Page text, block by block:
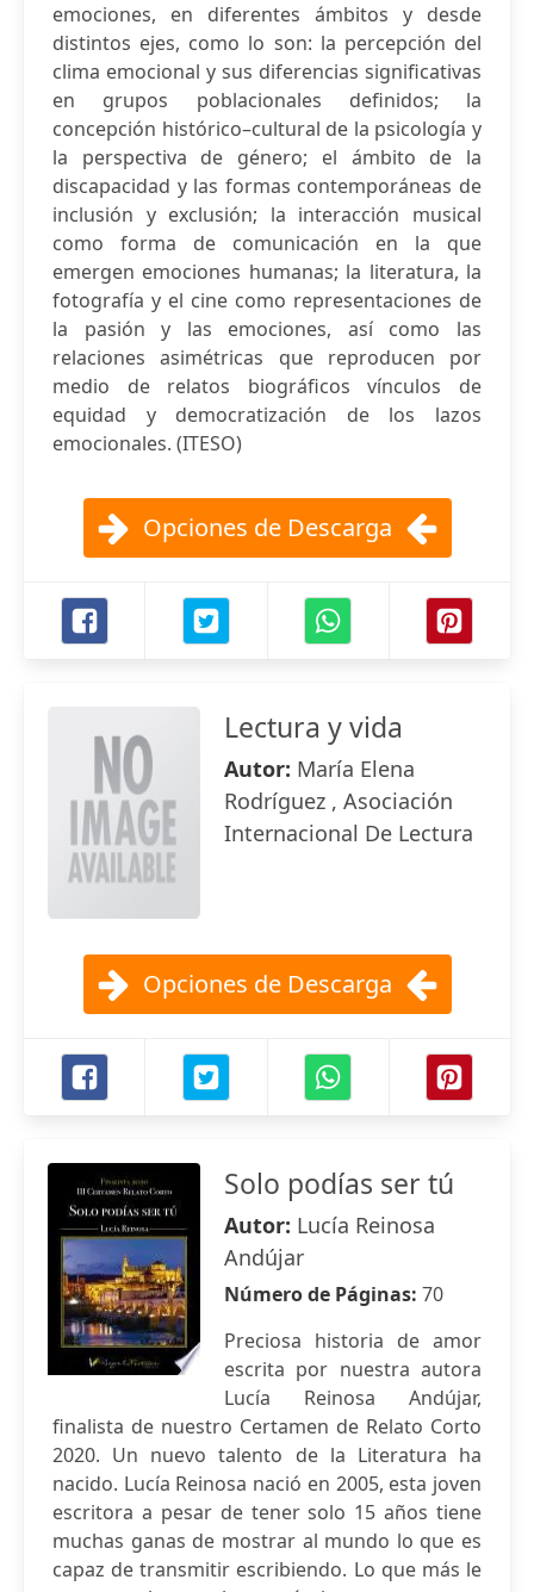
emociones, en diferentes ámbitos y desde
distintos ejes, como lo son: la percepción del
clima emocional y sus diferencias significativas
en grupos poblacionales definidos; la
concepción histórico–cultural de la psicología y
la perspectiva de género; el ámbito de la
discapacidad y las formas contemporáneas de
inclusión y exclusión; la interacción musical
como forma de comunicación en la que
emergen emociones humanas; la literatura, la
fotografía y el cine como representaciones de
la pasión y las emociones, así como las
relaciones asimétricas que reproducen por
medio de relatos biográficos vínculos de
equidad y democratización de los lazos
emocionales. (ITESO)
Opciones de Descarga
Lectura y vida
Autor: María Elena
Rodríguez , Asociación
Internacional De Lectura
Opciones de Descarga
Solo podías ser tú
Autor: Lucía Reinosa
Andújar
Número de Páginas: 70
Preciosa historia de amor
escrita por nuestra autora
Lucía Reinosa Andújar,
finalista de nuestro Certamen de Relato Corto
2020. Un nuevo talento de la Literatura ha
nacido. Lucía Reinosa nació en 2005, esta joven
escritora a pesar de tener solo 15 años tiene
muchas ganas de mostrar al mundo lo que es
capaz de transmitir escribiendo. Lo que más le